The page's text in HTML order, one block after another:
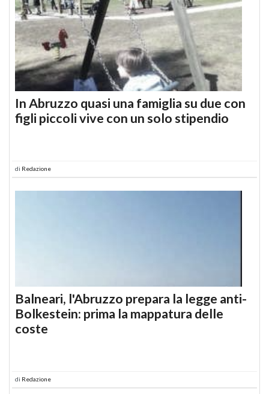
In Abruzzo quasi una famiglia su due con
figli piccoli vive con un solo stipendio
di Redazione
Balneari, l'Abruzzo prepara la legge anti-
Bolkestein: prima la mappatura delle
coste
di Redazione